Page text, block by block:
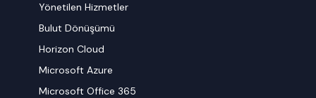
Yönetilen Hizmetler
Bulut Dönüşümü
Horizon Cloud
Microsoft Azure
Microsoft Office 365